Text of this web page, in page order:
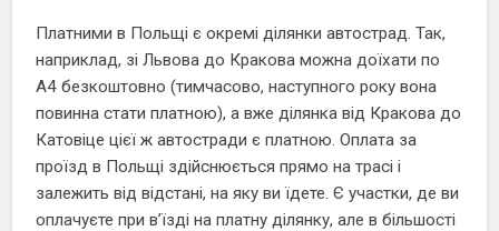
Платними в Польщі є окремі ділянки автострад. Так,
наприклад, зі Львова до Кракова можна доїхати по
А4 безкоштовно (тимчасово, наступного року вона
повинна стати платною), а вже ділянка від Кракова до
Катовіце цієї ж автостради є платною. Оплата за
проїзд в Польщі здійснюється прямо на трасі і
залежить від відстані, на яку ви їдете. Є участки, де ви
оплачуєте при в’їзді на платну ділянку, але в більшості